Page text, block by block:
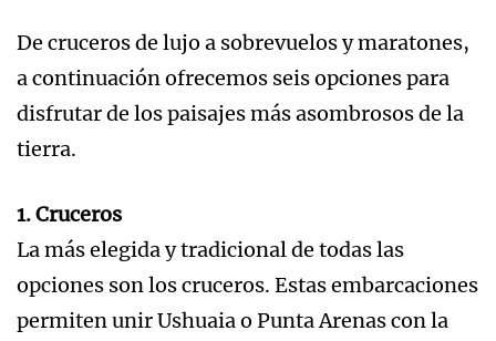
De cruceros de lujo a sobrevuelos y maratones,
a continuación ofrecemos seis opciones para
disfrutar de los paisajes más asombrosos de la
tierra.
1. Cruceros
La más elegida y tradicional de todas las
opciones son los cruceros. Estas embarcaciones
permiten unir Ushuaia o Punta Arenas con la